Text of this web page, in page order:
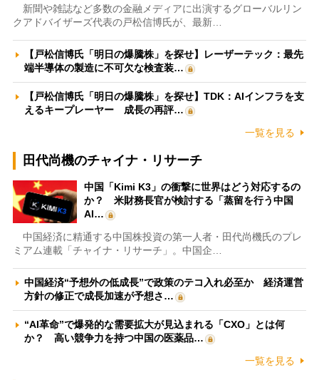
新聞や雑誌など多数の金融メディアに出演するグローバルリン
クアドバイザーズ代表の戸松信博氏が、最新…
【戸松信博氏「明日の爆騰株」を探せ】レーザーテック：最先
端半導体の製造に不可欠な検査装…
【戸松信博氏「明日の爆騰株」を探せ】TDK：AIインフラを支
えるキープレーヤー 成長の再評…
一覧を見る
田代尚機のチャイナ・リサーチ
中国「Kimi K3」の衝撃に世界はどう対応するの
か？ 米財務長官が検討する「蒸留を行う中国
AI…
中国経済に精通する中国株投資の第一人者・田代尚機氏のプレ
ミアム連載「チャイナ・リサーチ」。中国企…
中国経済“予想外の低成長”で政策のテコ入れ必至か 経済運営
方針の修正で成長加速が予想さ…
“AI革命”で爆発的な需要拡大が見込まれる「CXO」とは何
か？ 高い競争力を持つ中国の医薬品…
一覧を見る